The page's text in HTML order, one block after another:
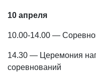
10 апреля
10.00-14.00 —
14.30 — Церемония
соревнований